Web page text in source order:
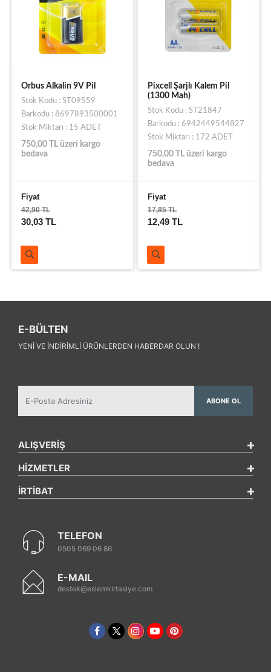
Orbus Alkalin 9V Pil
Stok Kodu : ST09559
Barkodu : 8697893500001
Stok Miktarı : 15 ADET
750,00 TL üzeri kargo
bedava
Fiyat
42,90 TL
30,03 TL
Pixcell Şarjlı Kalem Pil
(1300 Mah)
Stok Kodu : ST21847
Barkodu : 6942449544827
Stok Miktarı : 172 ADET
750,00 TL üzeri kargo
bedava
Fiyat
17,85 TL
12,49 TL
E-BÜLTEN
YENI VE INDIRIMLI ÜRÜNLERDEN HABERDAR OLUN !
ABONE OL
ALIŞVERİŞ
HİZMETLER
İRTİBAT
TELEFON
0505 069 06 86
E-MAIL
destek@eslemkirtasiye.com